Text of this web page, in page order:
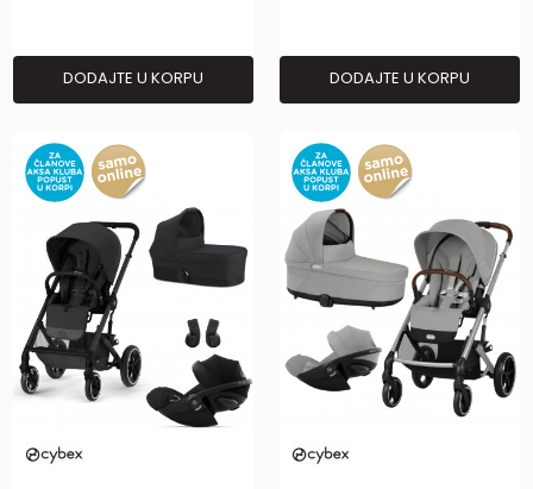
DODAJTE U KORPU DODAJTE U KORPU